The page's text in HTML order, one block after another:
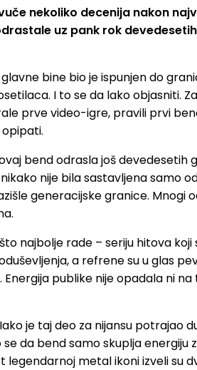
nekoliko decenija nakon
uz pank rok
bine bio je ispunjen do
I to se da lako objasniti.
prve video-igre, pravili prvi
bend odrasla još devedesetih
nije bila sastavljena samo
generacijske granice. Mnogi
najbolje rade – seriju hitova koji
a refrene su u glas
publike nije opadala ni
je taj deo za nijansu potrajao
da bend samo skuplja energiju
metal ikoni izveli su